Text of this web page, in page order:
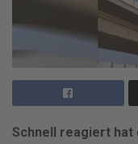
Schnell reagiert hat